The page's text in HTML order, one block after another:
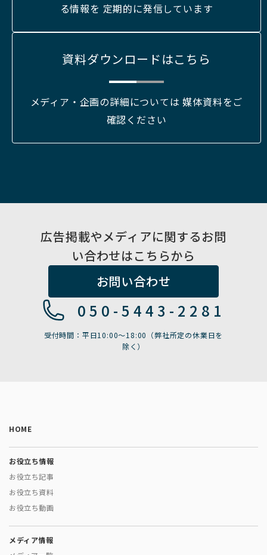
る情報を 定期的に発信しています
資料ダウンロードはこちら
メディア・企画の詳細については 媒体資料をご
確認ください
広告掲載やメディアに関するお問
い合わせはこちらから
お問い合わせ
050-5443-2281
受付時間：平日10:00〜18:00（弊社所定の休業日を
除く）
HOME
お役立ち情報
お役立ち記事
お役立ち資料
お役立ち動画
メディア情報